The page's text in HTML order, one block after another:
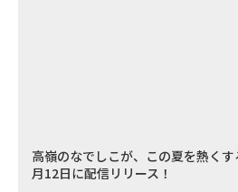
高嶺のなでしこが、この夏を熱く
月12日に配信リリース！